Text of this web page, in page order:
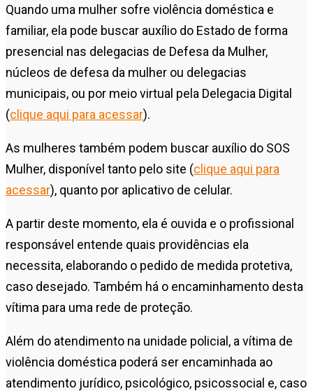
Quando uma mulher sofre violência doméstica e
familiar, ela pode buscar auxílio do Estado de forma
presencial nas delegacias de Defesa da Mulher,
núcleos de defesa da mulher ou delegacias
municipais, ou por meio virtual pela Delegacia Digital
(clique aqui para acessar).
As mulheres também podem buscar auxílio do SOS
Mulher, disponível tanto pelo site (clique aqui para
acessar), quanto por aplicativo de celular.
A partir deste momento, ela é ouvida e o profissional
responsável entende quais providências ela
necessita, elaborando o pedido de medida protetiva,
caso desejado. Também há o encaminhamento desta
vítima para uma rede de proteção.
Além do atendimento na unidade policial, a vítima de
violência doméstica poderá ser encaminhada ao
atendimento jurídico, psicológico, psicossocial e, caso